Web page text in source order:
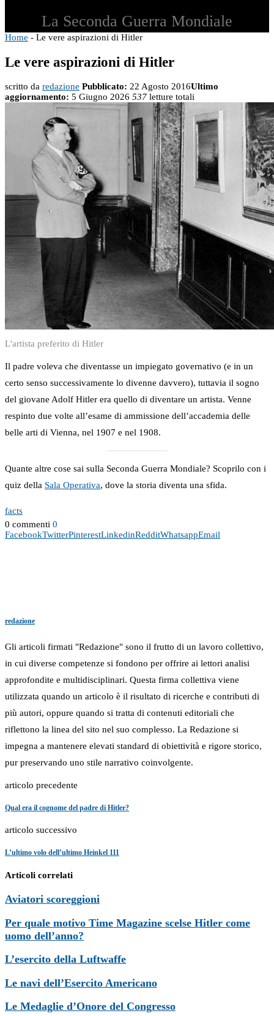
La Seconda Guerra Mondiale
Home - Le vere aspirazioni di Hitler
Le vere aspirazioni di Hitler
scritto da redazione Pubblicato: 22 Agosto 2016Ultimo
aggiornamento: 5 Giugno 2026 537 letture totali
L'artista preferito di Hitler
Il padre voleva che diventasse un impiegato governativo (e in un
certo senso successivamente lo divenne davvero), tuttavia il sogno
del giovane Adolf Hitler era quello di diventare un artista. Venne
respinto due volte all’esame di ammissione dell’accademia delle
belle arti di Vienna, nel 1907 e nel 1908.
Quante altre cose sai sulla Seconda Guerra Mondiale? Scoprilo con i
quiz della Sala Operativa, dove la storia diventa una sfida.
facts
0 commenti 0
FacebookTwitterPinterestLinkedinRedditWhatsappEmail
redazione
Gli articoli firmati "Redazione" sono il frutto di un lavoro collettivo,
in cui diverse competenze si fondono per offrire ai lettori analisi
approfondite e multidisciplinari. Questa firma collettiva viene
utilizzata quando un articolo è il risultato di ricerche e contributi di
più autori, oppure quando si tratta di contenuti editoriali che
riflettono la linea del sito nel suo complesso. La Redazione si
impegna a mantenere elevati standard di obiettività e rigore storico,
pur preservando uno stile narrativo coinvolgente.
articolo precedente
Qual era il cognome del padre di Hitler?
articolo successivo
L’ultimo volo dell’ultimo Heinkel 111
Articoli correlati
Aviatori scoreggioni
Per quale motivo Time Magazine scelse Hitler come
uomo dell’anno?
L’esercito della Luftwaffe
Le navi dell’Esercito Americano
Le Medaglie d’Onore del Congresso